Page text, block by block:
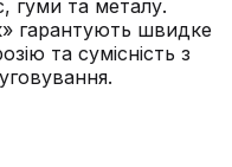
гуми та металу.
гарантують швидке
та сумісність з